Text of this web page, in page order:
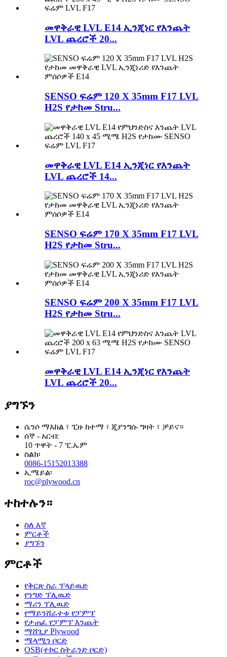
መዋቅራዊ LVL E14 ኢንጂነር የእንጨት
LVL ጨረሮች 20...
SENSO ፍሬም 120 X 35mm F17 LVL
H2S የታከመ Stru...
መዋቅራዊ LVL E14 ኢንጂነር የእንጨት
LVL ጨረሮች 14...
SENSO ፍሬም 170 X 35mm F17 LVL
H2S የታከመ Stru...
SENSO ፍሬም 200 X 35mm F17 LVL
H2S የታከመ Stru...
መዋቅራዊ LVL E14 ኢንጂነር የእንጨት
LVL ጨረሮች 20...
ያግኙን
ሴንሶ ማእከል ፣ ፒዙ ከተማ ፣ ጂያንግሱ ግዛት ፣ ቻይና።
ሰኞ - አርብ:
10 ጥዋት - 7 ፒ.ኤም
ስልክ፡
0086-15152013388
ኢሜይል፡
roc@plywood.cn
ተከተሉን።
ስለ እኛ
ምርቶች
ያግኙን
ምርቶች
የቅርጽ ስራ ፕላይዉድ
የንግድ ፕሊዉድ
ማሪን ፕሊዉድ
የማይንሸራተቱ የፓምፕ
የታጠፈ የፓምፕ እንጨት
ማሸጊያ Plywood
ሜላሚን ቦርድ
OSB(ተኮር ስትራንድ ቦርድ)